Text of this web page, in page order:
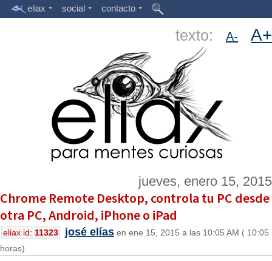
eliax social contacto
texto: A- A+
jueves, enero 15, 2015
Chrome Remote Desktop, controla tu PC desde
otra PC, Android, iPhone o iPad
eliax id: 11323 josé elías en ene 15, 2015 a las 10:05 AM ( 10:05
horas)